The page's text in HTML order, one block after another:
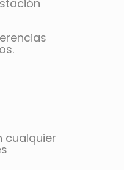
cualquier